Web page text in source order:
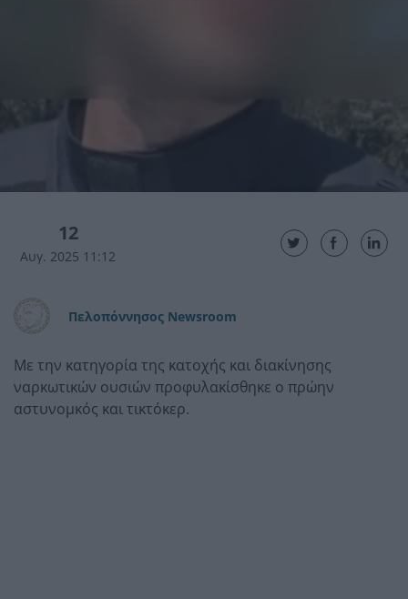
12
Αυγ. 2025 11:12
Πελοπόννησος Newsroom
Με την κατηγορία της κατοχής και διακίνησης
ναρκωτικών ουσιών προφυλακίσθηκε ο πρώην
αστυνομκός και τικτόκερ.